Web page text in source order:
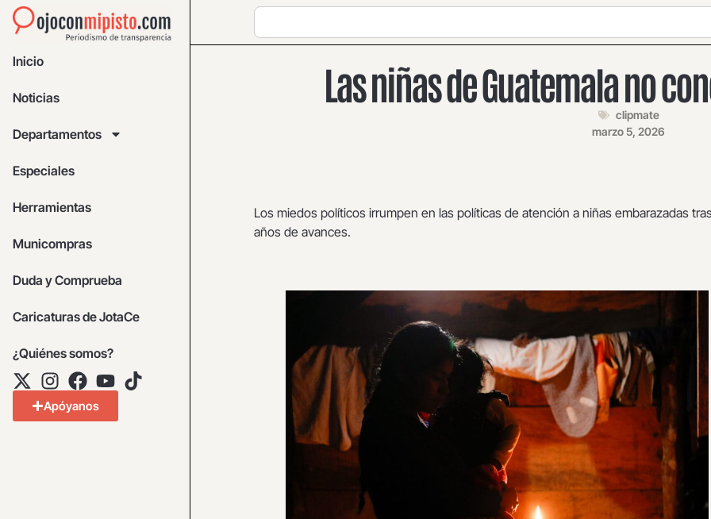
Inicio
Noticias
Departamentos
Especiales
Herramientas
Municompras
Duda y Comprueba
Caricaturas de JotaCe
¿Quiénes somos?
Apóyanos
Las niñas de Guatemala no
clipmate
marzo 5, 2026
Los miedos políticos irrumpen en las políticas de atención a niñas embarazadas
años de avances.